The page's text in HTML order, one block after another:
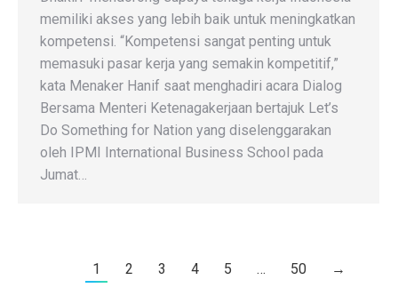
memiliki akses yang lebih baik untuk meningkatkan
kompetensi. “Kompetensi sangat penting untuk
memasuki pasar kerja yang semakin kompetitif,”
kata Menaker Hanif saat menghadiri acara Dialog
Bersama Menteri Ketenagakerjaan bertajuk Let’s
Do Something for Nation yang diselenggarakan
oleh IPMI International Business School pada
Jumat…
1 2 3 4 5 … 50 →